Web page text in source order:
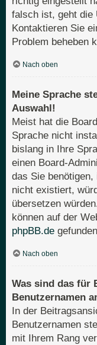
falsch ist, geht die
Kontaktieren Sie
Problem beheben
Nach oben
Meine Sprache
Auswahl!
Meist hat die
Sprache nicht
bislang in Ihre
einen Board-
das Sie
nicht existiert,
übersetzen
können auf der
phpBB.de
Nach oben
Was sind das für
Benutzernamen
In der
Benutzernamen
mit Ihrem Rang